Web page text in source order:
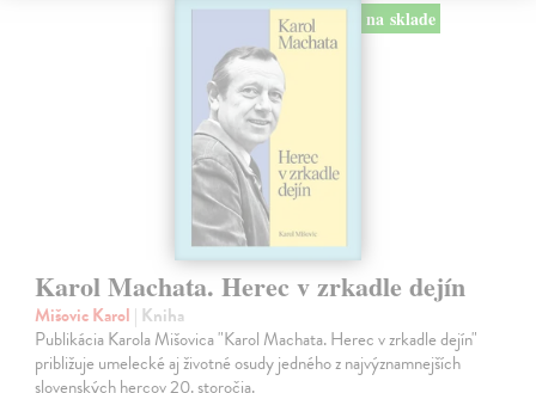
na sklade
Karol Machata. Herec v zrkadle dejín
Mišovic Karol | Kniha
Publikácia Karola Mišovica "Karol Machata. Herec v zrkadle dejín"
približuje umelecké aj životné osudy jedného z najvýznamnejších
slovenských hercov 20. storočia.